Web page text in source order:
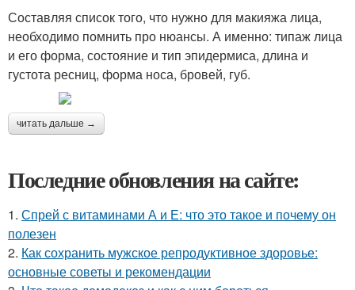
Составляя список того, что нужно для макияжа лица,
необходимо помнить про нюансы. А именно: типаж лица
и его форма, состояние и тип эпидермиса, длина и
густота ресниц, форма носа, бровей, губ.
читать дальше →
Последние обновления на сайте:
1. Спрей с витаминами А и Е: что это такое и почему он
полезен
2. Как сохранить мужское репродуктивное здоровье:
основные советы и рекомендации